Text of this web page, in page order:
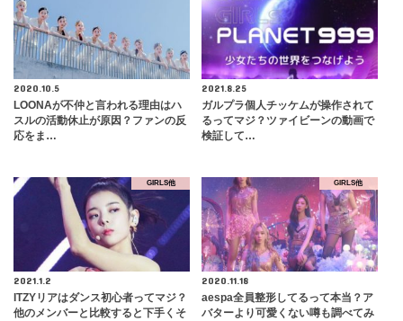
2020.10.5
LOONAが不仲と言われる理由はハ
スルの活動休止が原因？ファンの反
応をま…
2021.8.25
ガルプラ個人チッケムが操作されて
るってマジ？ツァイビーンの動画で
検証して…
GIRLS他
2021.1.2
ITZYリアはダンス初心者ってマジ？
他のメンバーと比較すると下手くそ
GIRLS他
2020.11.18
aespa全員整形してるって本当？ア
バターより可愛くない噂も調べてみ